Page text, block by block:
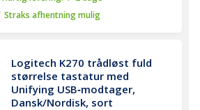
Straks afhentning mulig
Logitech K270 trådløst fuld
størrelse tastatur med
Unifying USB‑modtager,
Dansk/Nordisk, sort